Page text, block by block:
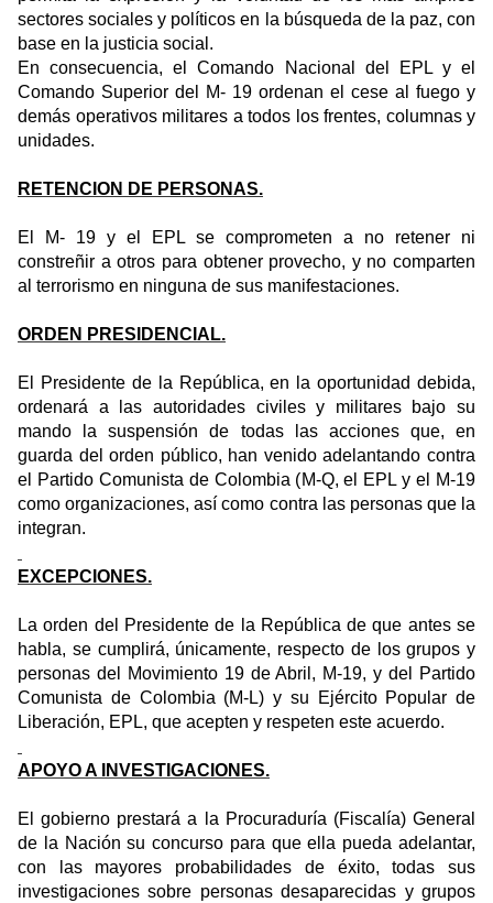
sectores sociales y políticos en la búsqueda de la paz, con
base en la justicia social.
En consecuencia, el Comando Nacional del EPL y el
Comando Superior del M- 19 ordenan el cese al fuego y
demás operativos militares a todos los frentes, columnas y
unidades.
RETENCION DE PERSONAS.
El M- 19 y el EPL se comprometen a no retener ni
constreñir a otros para obtener provecho, y no comparten
al terrorismo en ninguna de sus manifestaciones.
ORDEN PRESIDENCIAL.
El Presidente de la República, en la oportunidad debida,
ordenará a las autoridades civiles y militares bajo su
mando la suspensión de todas las acciones que, en
guarda del orden público, han venido adelantando contra
el Partido Comunista de Colombia (M-Q, el EPL y el M-19
como organizaciones, así como contra las personas que la
integran.
EXCEPCIONES.
La orden del Presidente de la República de que antes se
habla, se cumplirá, únicamente, respecto de los grupos y
personas del Movimiento 19 de Abril, M-19, y del Partido
Comunista de Colombia (M-L) y su Ejército Popular de
Liberación, EPL, que acepten y respeten este acuerdo.
APOYO A INVESTIGACIONES.
El gobierno prestará a la Procuraduría (Fiscalía) General
de la Nación su concurso para que ella pueda adelantar,
con las mayores probabilidades de éxito, todas sus
investigaciones sobre personas desaparecidas y grupos